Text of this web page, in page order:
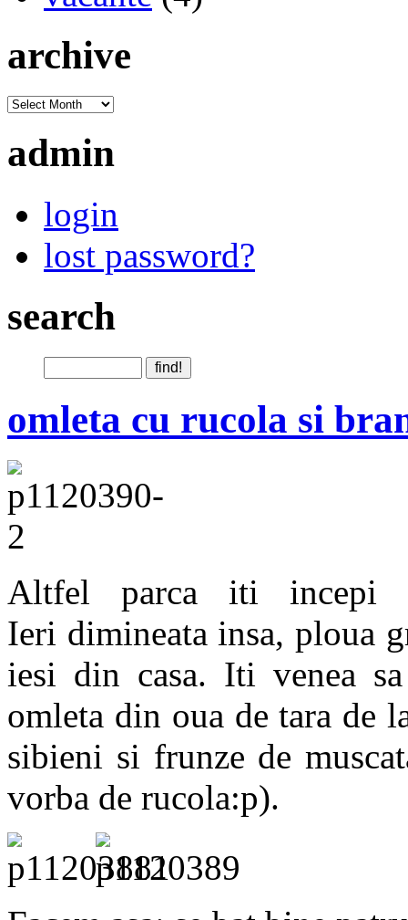
archive
admin
login
lost password?
search
omleta cu rucola si
Altfel parca iti incepi
Ieri dimineata insa, ploua
iesi din casa. Iti venea
omleta din oua de tara de
sibieni si frunze de
vorba de rucola:p).